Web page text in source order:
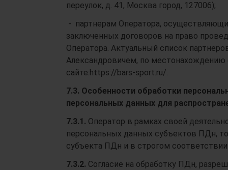
переулок, д. 41, Москва город, 127006);
- партнерам Оператора,
заключенных договоров на право
Оператора. Актуальный список
Александровичем, по
сайте:https://bars-sport.ru/.
7.3. Особенности обработки
персональных данных для
7.3.1. Оператор в рамках своей
персональных данных субъектов ПДн,
субъекта ПДн и в строгом
7.3.2. Согласие на обработку ПДн,